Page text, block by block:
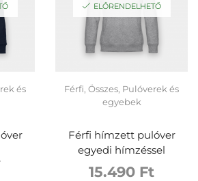
és
ELŐRENDELHETŐ
Férfi, Összes, Pulóverek és
egyebek
Férfi hímzett pulóver
egyedi hímzéssel
15.490 Ft